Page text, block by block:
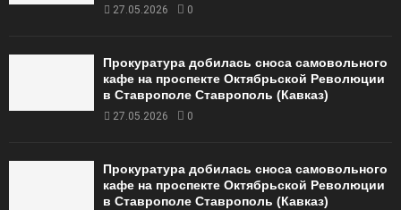
27.05.2026 0
Прокуратура добилась сноса самовольного
кафе на проспекте Октябрьской Революции
в Ставрополе Ставрополь (Кавказ)
27.05.2026 0
Прокуратура добилась сноса самовольного
кафе на проспекте Октябрьской Революции
в Ставрополе Ставрополь (Кавказ)